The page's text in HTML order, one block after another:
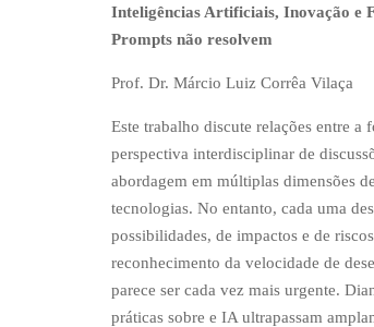
Inteligências Artificiais, Inovação e
Prompts não resolvem
Prof. Dr. Márcio Luiz Corrêa Vilaça
Este trabalho discute relações entre a
perspectiva interdisciplinar de
abordagem em múltiplas dimensões
tecnologias. No entanto, cada uma
possibilidades, de impactos e de
reconhecimento da velocidade de
parece ser cada vez mais urgente.
práticas sobre e IA ultrapassam